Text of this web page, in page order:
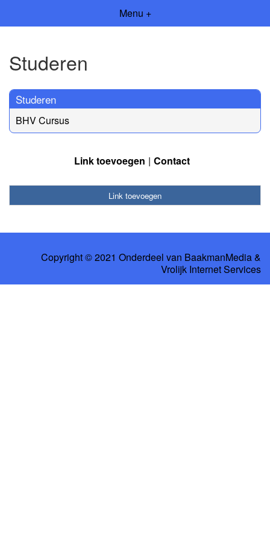
Menu +
Studeren
Studeren
BHV Cursus
Link toevoegen Contact
Link toevoegen
Copyright © 2021 Onderdeel van BaakmanMedia&
Vrolijk Internet Services